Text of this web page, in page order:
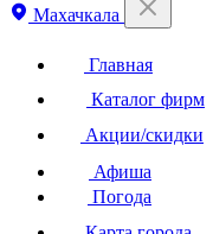
Махачкала
Главная
Каталог фирм
Акции/скидки
Афиша
Погода